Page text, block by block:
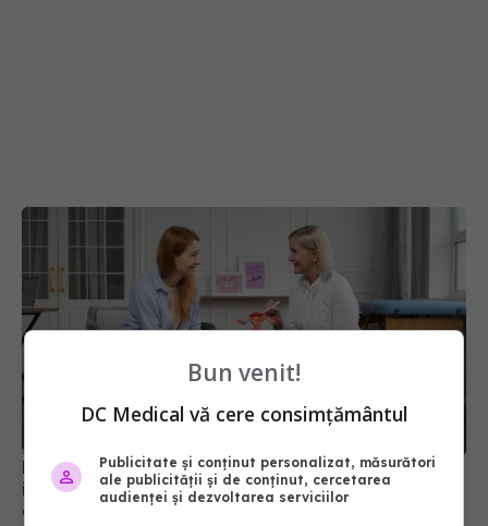
Decesele provocate de acest cancer pot deveni
istorie. Descoperirea i-a uimit până și pe
cercetători
Bun venit!
DC Medical vă cere consimțământul
Publicitate și conținut personalizat, măsurători
ale publicității și de conținut, cercetarea
audienței și dezvoltarea serviciilor